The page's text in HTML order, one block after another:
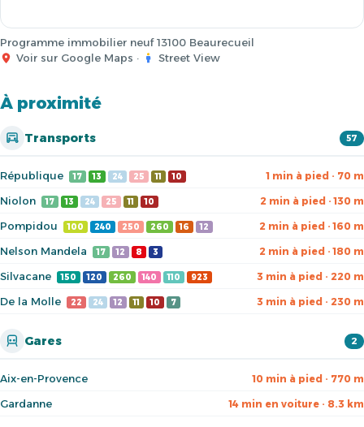
Programme immobilier neuf 13100 Beaurecueil
Voir sur Google Maps · Street View
À proximité
Transports 57
République 17 13 24 25 11 10 1 min à pied · 70 m
Niolon 17 13 24 25 11 10 2 min à pied · 130 m
Pompidou 100 240 250 260 16 12 2 min à pied · 160 m
Nelson Mandela 17 12 8 3 2 min à pied · 180 m
Silvacane 150 120 260 140 110 923 3 min à pied · 220 m
De la Molle 22 24 12 11 10 7 3 min à pied · 230 m
Gares 2
Aix-en-Provence 10 min à pied · 770 m
Gardanne 14 min en voiture · 8.3 km